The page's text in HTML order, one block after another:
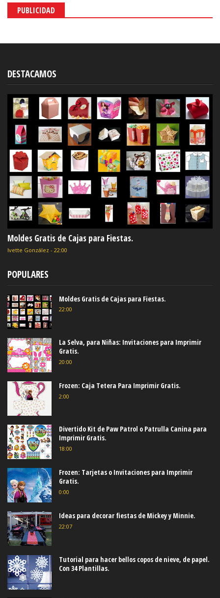
PUBLICIDAD
DESTACAMOS
Moldes Gratis de Cajas para Fiestas.
Ivette González - 22:00
POPULARES
Moldes Gratis de Cajas para Fiestas.
22:00
La Selva, para Niñas: Invitaciones para Imprimir
Gratis.
20:00
Frozen: Caja Tetera Para Imprimir Gratis.
2:00
Divertido Kit de Paw Patrol o Patrulla Canina para
Imprimir Gratis.
18:00
Frozen: Tarjetas o Invitaciones para Imprimir
Gratis.
0:00
Ideas para decorar fiestas de Mickey y Minnie.
22:07
Tutorial para hacer bellos copos de nieve, de papel.
Con 34 Plantillas.